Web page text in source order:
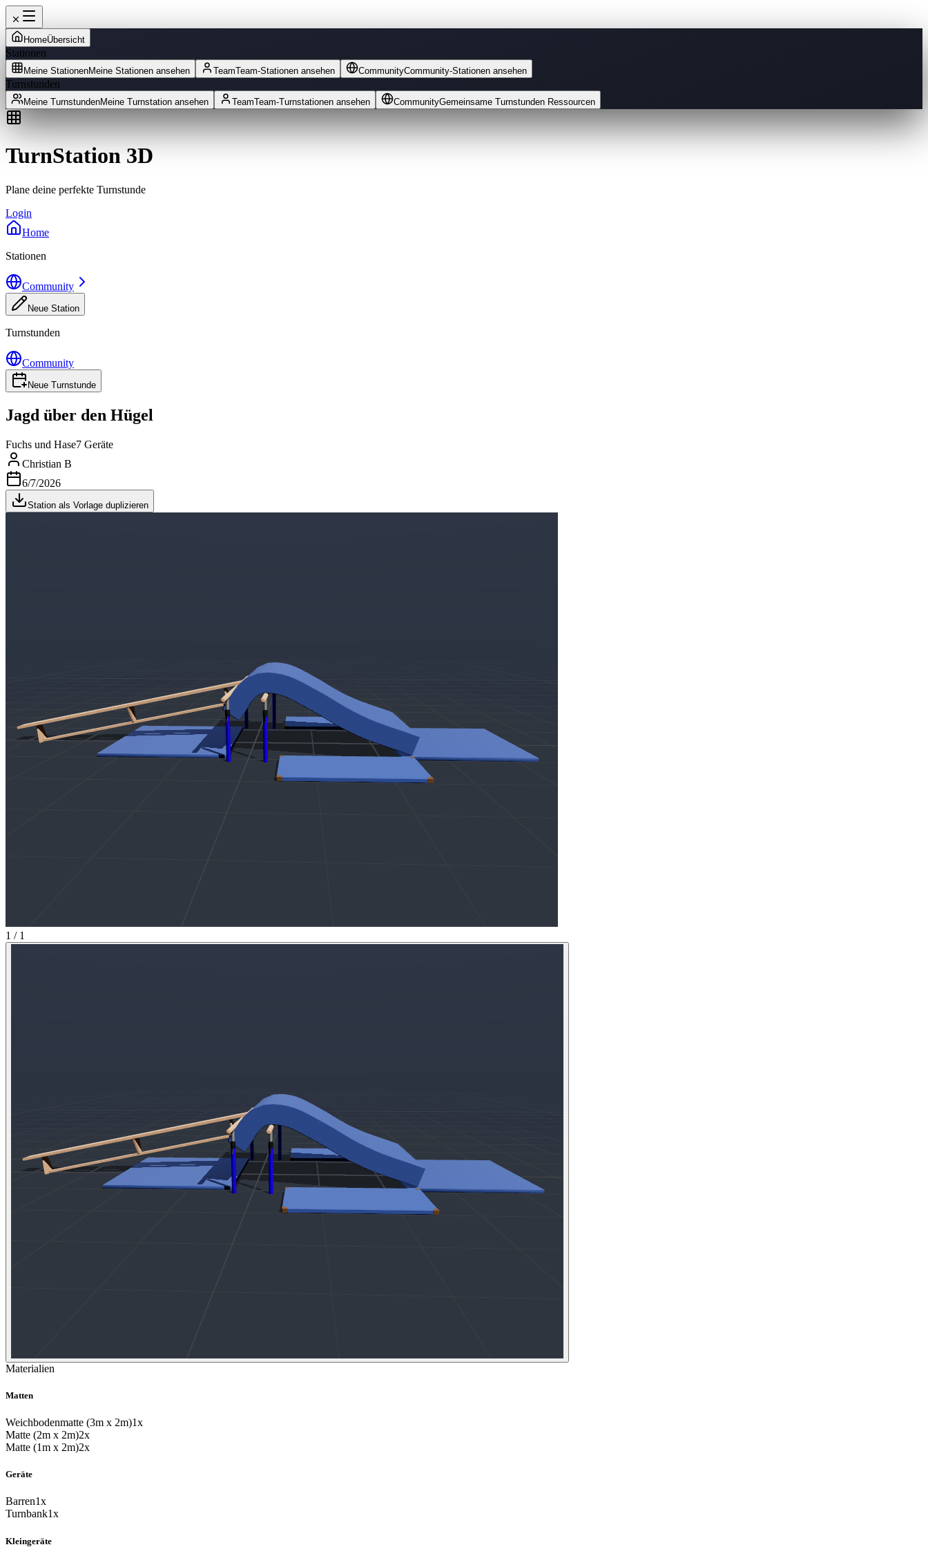
HomeÜbersicht
Stationen
Meine StationenMeine Stationen ansehen TeamTeam-Stationen ansehen CommunityCommunity-Stationen ansehen
Turnstunden
Meine TurnstundenMeine Turnstation ansehen TeamTeam-Turnstationen ansehen CommunityGemeinsame Turnstunden Ressourcen
TurnStation 3D
Plane deine perfekte Turnstunde
Login
Home
Stationen
Community
Neue Station
Turnstunden
Community
Neue Turnstunde
Jagd über den Hügel
Fuchs und Hase7 Geräte
Christian B
6/7/2026
Station als Vorlage duplizieren
1 / 1
Materialien
Matten
Weichbodenmatte (3m x 2m)1x
Matte (2m x 2m)2x
Matte (1m x 2m)2x
Geräte
Barren1x
Turnbank1x
Kleingeräte